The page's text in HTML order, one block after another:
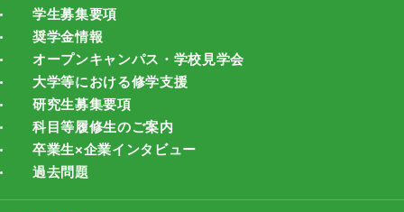
学生募集要項
奨学金情報
オープンキャンパス・学校見学会
大学等における修学支援
研究生募集要項
科目等履修生のご案内
卒業生×企業インタビュー
過去問題